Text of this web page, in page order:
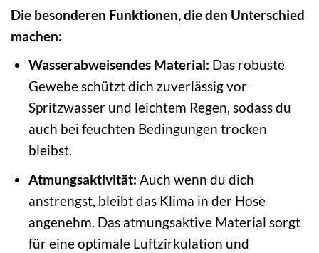
Die besonderen Funktionen, die den Unterschied
machen:
Wasserabweisendes Material: Das robuste
Gewebe schützt dich zuverlässig vor
Spritzwasser und leichtem Regen, sodass du
auch bei feuchten Bedingungen trocken
bleibst.
Atmungsaktivität: Auch wenn du dich
anstrengst, bleibt das Klima in der Hose
angenehm. Das atmungsaktive Material sorgt
für eine optimale Luftzirkulation und